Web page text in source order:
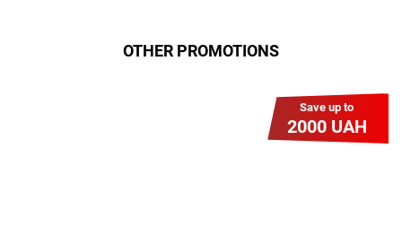
OTHER PROMOTIONS
Save up to
2000 UAH